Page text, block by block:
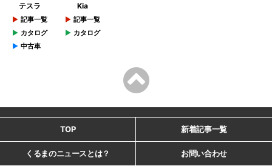
テスラ
記事一覧
カタログ
中古車
Kia
記事一覧
カタログ
TOP 新着記事一覧
くるまのニュースとは？ お問い合わせ